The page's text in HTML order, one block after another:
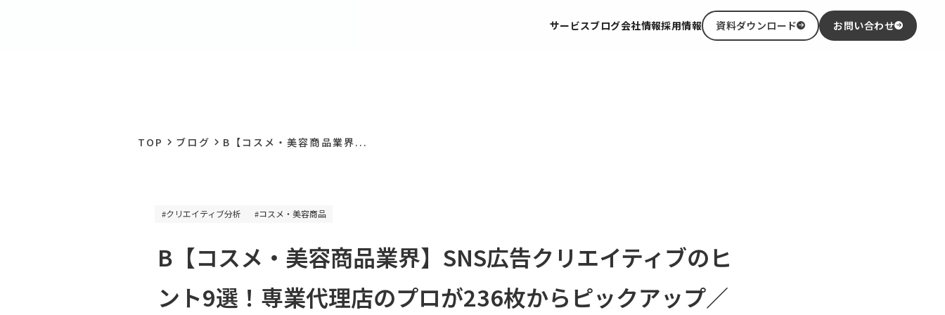
サービスブログ会社情報採用情報 資料ダウンロード お問い合わせ
TOP keyboard_arrow_right ブログ keyboard_arrow_right B【コスメ・美容商品業界...
#クリエイティブ分析 #コスメ・美容商品
B【コスメ・美容商品業界】SNS広告クリエイティブのヒ
ント9選！専業代理店のプロが236枚からピックアップ／